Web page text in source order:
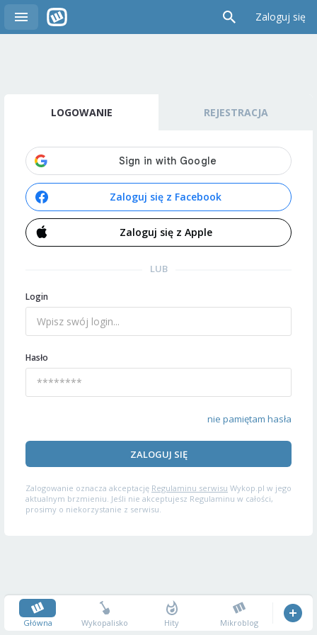
Zaloguj się
LOGOWANIE REJESTRACJA
Zaloguj się z Facebook
Zaloguj się z Apple
LUB
Login
Hasło
nie pamiętam hasła
ZALOGUJ SIĘ
Zalogowanie oznacza akceptację Regulaminu serwisu Wykop.pl w jego
aktualnym brzmieniu. Jeśli nie akceptujesz Regulaminu w całości,
prosimy o niekorzystanie z serwisu.
Główna Wykopalisko Hity Mikroblog